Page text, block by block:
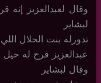
وقال لعبدالعزيز
لبشاير
تدورله بنت الحلال
عبدالعزيز فرح له حيل
وقال لبشاير